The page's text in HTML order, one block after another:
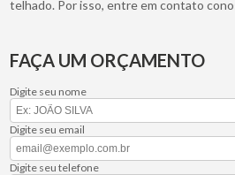
telhado. Por isso, entre em contato
FAÇA UM ORÇAMENTO
Digite seu nome
Digite seu email
Digite seu telefone